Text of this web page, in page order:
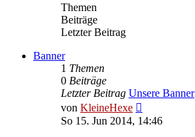
Themen
Beiträge
Letzter Beitrag
Banner
1 Themen
0 Beiträge
Letzter Beitrag Unsere Banner
von KleineHexe
Beitrag
So 15. Jun 2014, 14:46